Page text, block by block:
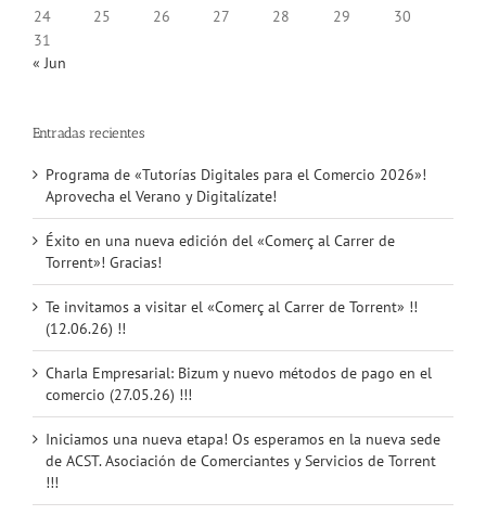
24
25 26 27 28 29
30
31
« Jun
Entradas recientes
Programa de «Tutorías Digitales para el Comercio 2026»!
Aprovecha el Verano y Digitalízate!
Éxito en una nueva edición del «Comerç al Carrer de
Torrent»! Gracias!
Te invitamos a visitar el «Comerç al Carrer de Torrent» !!
(12.06.26) !!
Charla Empresarial: Bizum y nuevo métodos de pago en el
comercio (27.05.26) !!!
Iniciamos una nueva etapa! Os esperamos en la nueva sede
de ACST. Asociación de Comerciantes y Servicios de Torrent
!!!